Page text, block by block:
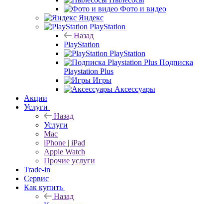
Фото и видео
Яндекс
PlayStation
Назад
PlayStation
PlayStation
Подписка
Playstation Plus
Игры
Аксессуары
Акции
Услуги
Назад
Услуги
Mac
iPhone | iPad
Apple Watch
Прочие услуги
Trade-in
Сервис
Как купить
Назад